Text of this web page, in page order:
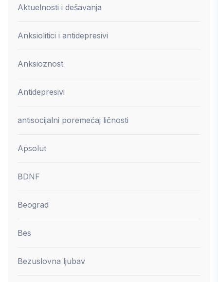
Aktuelnosti i dešavanja
Anksiolitici i antidepresivi
Anksioznost
Antidepresivi
antisocijalni poremećaj ličnosti
Apsolut
BDNF
Beograd
Bes
Bezuslovna ljubav